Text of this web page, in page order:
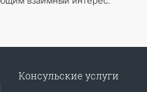
Консульские услуги